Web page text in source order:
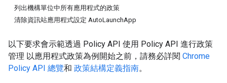
列出機構單位中所有應用程式的政策
清除資訊站應用程式設定 AutoLaunchApp
以下要求會示範透過 Policy API 使用 Policy API 進行政策
管理 以應用程式政策為例開始之前，請務必詳閱 Chrome
Policy API 總覽和 政策結構定義指南。